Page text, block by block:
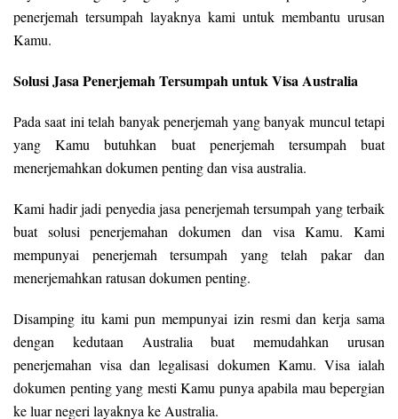
penerjemah tersumpah layaknya kami untuk membantu urusan
Kamu.
Solusi Jasa Penerjemah Tersumpah untuk Visa Australia
Pada saat ini telah banyak penerjemah yang banyak muncul tetapi
yang Kamu butuhkan buat penerjemah tersumpah buat
menerjemahkan dokumen penting dan visa australia.
Kami hadir jadi penyedia jasa penerjemah tersumpah yang terbaik
buat solusi penerjemahan dokumen dan visa Kamu. Kami
mempunyai penerjemah tersumpah yang telah pakar dan
menerjemahkan ratusan dokumen penting.
Disamping itu kami pun mempunyai izin resmi dan kerja sama
dengan kedutaan Australia buat memudahkan urusan
penerjemahan visa dan legalisasi dokumen Kamu. Visa ialah
dokumen penting yang mesti Kamu punya apabila mau bepergian
ke luar negeri layaknya ke Australia.